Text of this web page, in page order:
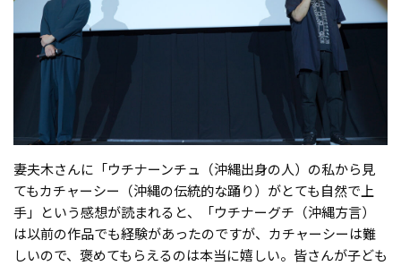
妻夫木さんに「ウチナーンチュ（沖縄出身の人）の私から見
てもカチャーシー（沖縄の伝統的な踊り）がとても自然で上
手」という感想が読まれると、「ウチナーグチ（沖縄方言）
は以前の作品でも経験があったのですが、カチャーシーは難
しいので、褒めてもらえるのは本当に嬉しい。皆さんが子ども